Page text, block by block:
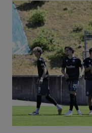
Liveticker: